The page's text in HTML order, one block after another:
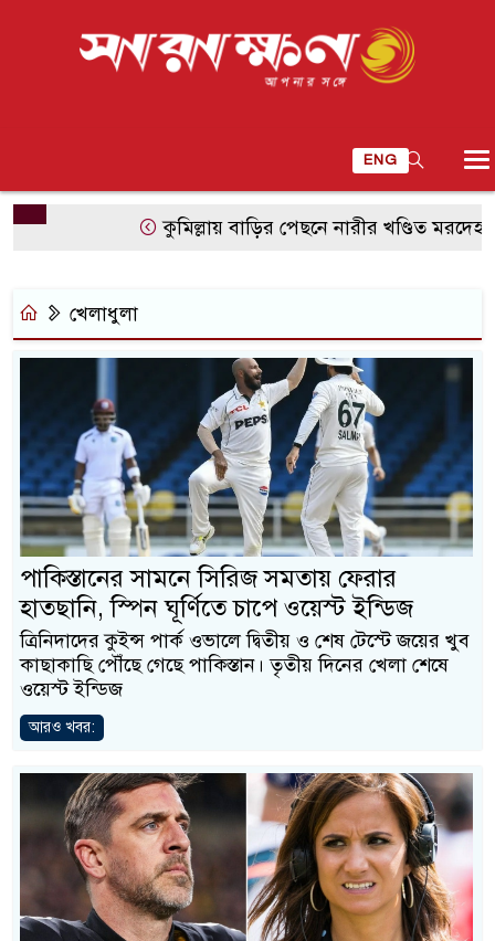
ENG
কুমিল্লায় বাড়ির পেছনে নারীর খণ্ডিত মরদেহ,
খেলাধুলা
পাকিস্তানের সামনে সিরিজ সমতায় ফেরার
হাতছানি, স্পিন ঘূর্ণিতে চাপে ওয়েস্ট ইন্ডিজ
ত্রিনিদাদের কুইন্স পার্ক ওভালে দ্বিতীয় ও শেষ টেস্টে জয়ের খুব
কাছাকাছি পৌঁছে গেছে পাকিস্তান। তৃতীয় দিনের খেলা শেষে
ওয়েস্ট ইন্ডিজ
আরও খবর: